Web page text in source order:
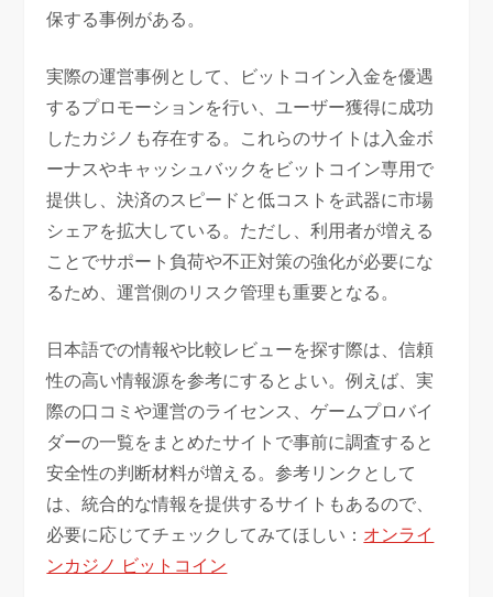
保する事例がある。
実際の運営事例として、ビットコイン入金を優遇
するプロモーションを行い、ユーザー獲得に成功
したカジノも存在する。これらのサイトは入金ボ
ーナスやキャッシュバックをビットコイン専用で
提供し、決済のスピードと低コストを武器に市場
シェアを拡大している。ただし、利用者が増える
ことでサポート負荷や不正対策の強化が必要にな
るため、運営側のリスク管理も重要となる。
日本語での情報や比較レビューを探す際は、信頼
性の高い情報源を参考にするとよい。例えば、実
際の口コミや運営のライセンス、ゲームプロバイ
ダーの一覧をまとめたサイトで事前に調査すると
安全性の判断材料が増える。参考リンクとして
は、統合的な情報を提供するサイトもあるので、
必要に応じてチェックしてみてほしい： オンライ
ンカジノ ビットコイン